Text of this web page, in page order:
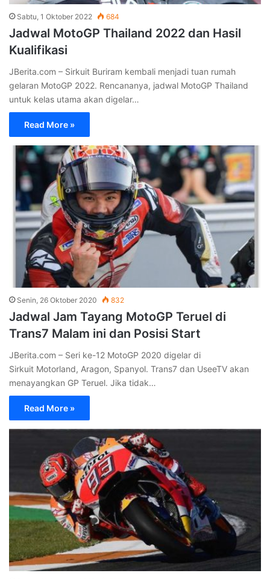
Sabtu, 1 Oktober 2022 684
Jadwal MotoGP Thailand 2022 dan Hasil
Kualifikasi
JBerita.com – Sirkuit Buriram kembali menjadi tuan rumah
gelaran MotoGP 2022. Rencananya, jadwal MotoGP Thailand
untuk kelas utama akan digelar…
Read More »
Senin, 26 Oktober 2020 832
Jadwal Jam Tayang MotoGP Teruel di
Trans7 Malam ini dan Posisi Start
JBerita.com – Seri ke-12 MotoGP 2020 digelar di
Sirkuit Motorland, Aragon, Spanyol. Trans7 dan UseeTV akan
menayangkan GP Teruel. Jika tidak…
Read More »